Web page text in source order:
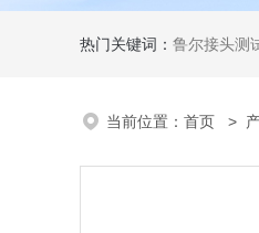
热门关键词： 鲁尔接头测试仪，
当前位置： 首页 >